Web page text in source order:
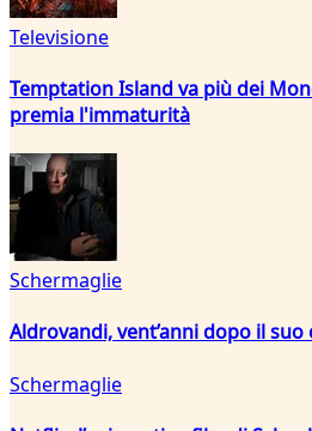
Televisione
Temptation Island va più dei
premia l'immaturità
Schermaglie
Aldrovandi, vent’anni dopo il
Schermaglie